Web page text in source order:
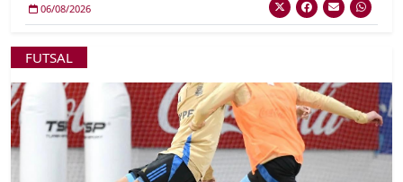
06/08/2026
FUTSAL